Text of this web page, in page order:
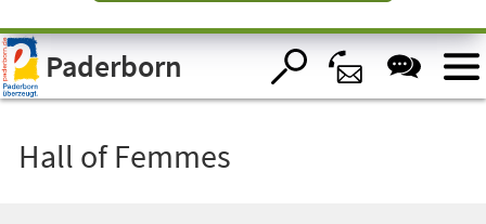
Visuelle
Assistenzsoftware
öffnen.Paderborn
Hall of Femmes